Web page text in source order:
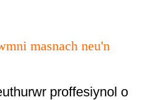
masnach neu'n
proffesiynol o